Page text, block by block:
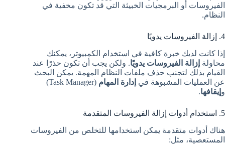
الفيروسات أو البرمجيات الخبيثة التي قد تكون مخفية في
النظام.
4. إزالة الفيروسات يدويًا
إذا كانت لديك خبرة كافية في استخدام الكمبيوتر، يمكنك
محاولة إزالة الفيروسات يدويًا. ولكن يجب أن تكون حذرًا عند
القيام بذلك لتجنب حذف ملفات النظام المهمة. يمكن البحث
عن العمليات المشبوهة في إدارة المهام
(Task Manager)
و إيقافها.
5. استخدام أدوات إزالة الفيروسات المتقدمة
هناك أدوات متقدمة يمكن استخدامها للتخلص من الفيروسات
المستعصية، مثل: